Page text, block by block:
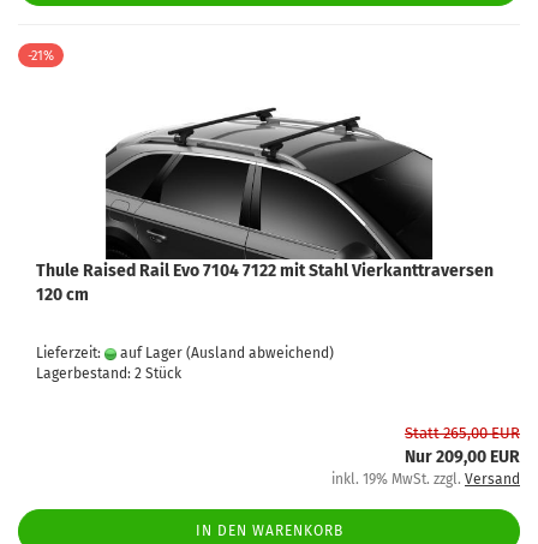
-21%
Thule Raised Rail Evo 7104 7122 mit Stahl Vierkanttraversen
120 cm
Lieferzeit: auf Lager (Ausland abweichend)
Lagerbestand: 2 Stück
Statt 265,00 EUR
Nur 209,00 EUR
inkl. 19% MwSt. zzgl. Versand
IN DEN WARENKORB